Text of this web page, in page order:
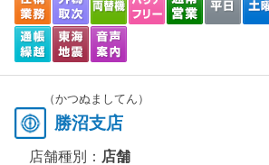
（かつぬましてん）
勝沼支店
店舗種別： 店舗